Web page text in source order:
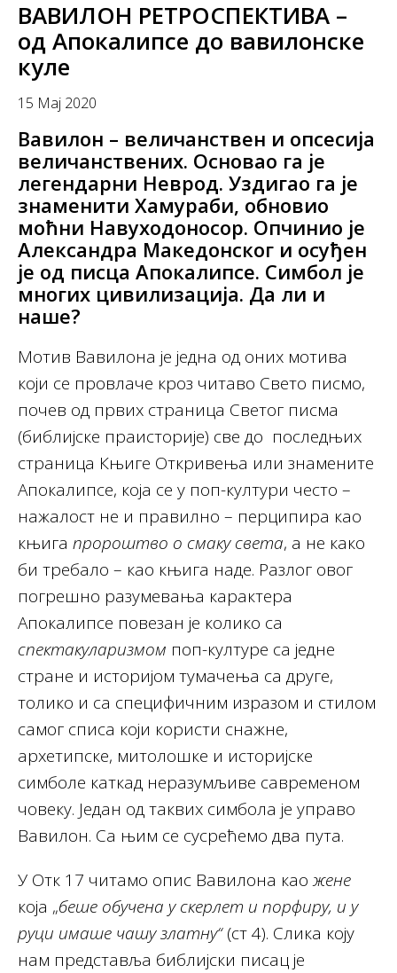
ВАВИЛОН РЕТРОСПЕКТИВА –
од Апокалипсе до вавилонске
куле
15 Мај 2020
Вавилон – величанствен и опсесија
величанствених. Основао га је
легендарни Неврод. Уздигао га је
знаменити Хамураби, обновио
моћни Навуходоносор. Опчинио је
Александра Македонског и осуђен
је од писца Апокалипсе. Симбол је
многих цивилизација. Да ли и
наше?
Мотив Вавилона је једна од оних мотива
који се провлаче кроз читаво Свето писмо,
почев од првих страница Светог писма
(библијске праисторије) све до последњих
страница Књиге Откривења или знамените
Апокалипсе, која се у поп-култури често –
нажалост не и правилно – перципира као
књига пророштво о смаку света, а не како
би требало – као књига наде. Разлог овог
погрешно разумевања карактера
Апокалипсе повезан је колико са
спектакуларизмом поп-културе са једне
стране и историјом тумачења са друге,
толико и са специфичним изразом и стилом
самог списа који користи снажне,
архетипске, митолошке и историјске
симболе каткад неразумљиве савременом
човеку. Један од таквих симбола је управо
Вавилон. Са њим се сусрећемо два пута.
У Отк 17 читамо опис Вавилона каожене
која „беше обучена у скерлет и порфиру, и у
руци имаше чашу златну“(ст 4). Слика коју
нам представља библијски писац је